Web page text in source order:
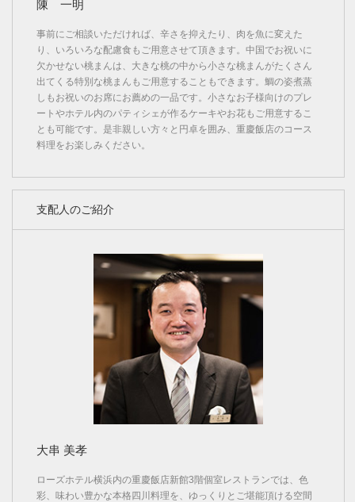
陳 一明
事前にご相談いただければ、辛さを抑えたり、肉を魚に変えた
り、いろいろな配慮食もご用意させて頂きます。中国でお祝いに
欠かせない桃まんは、大きな桃の中から小さな桃まんがたくさん
出てくる特別な桃まんもご用意することもできます。鯛の姿煮蒸
しもお祝いのお席にお薦めの一品です。小さなお子様向けのプレ
ートやホテル内のパティシェが作るケーキやお花もご用意するこ
とも可能です。是非親しい方々と円卓を囲み、重慶飯店のコース
料理をお楽しみください。
支配人のご紹介
大串 美孝
ローズホテル横浜内の重慶飯店新館3階個室レストランでは、色
彩、味わい豊かな本格四川料理を、ゆっくりとご堪能頂ける空間